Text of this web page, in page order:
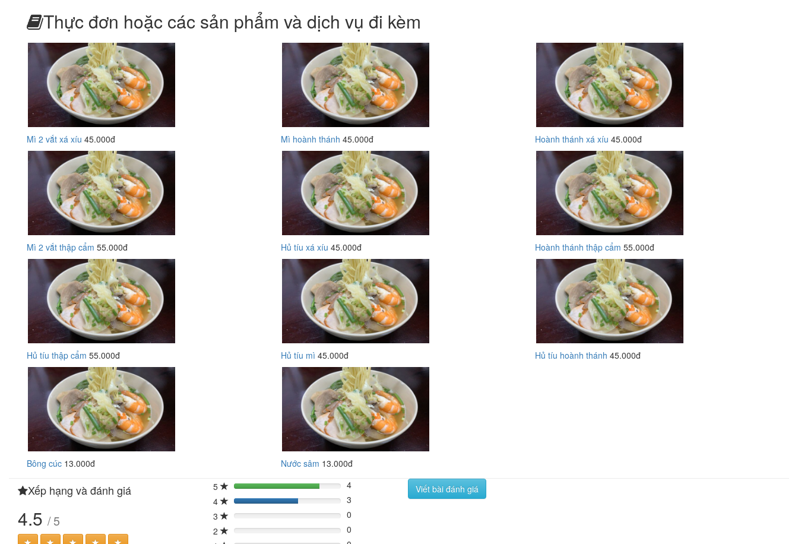
Thực đơn hoặc các sản phẩm và dịch vụ đi kèm
Mì 2 vắt xá xíu 45.000đ Mì hoành thánh 45.000đ Hoành thánh xá xíu 45.000đ
Mì 2 vắt thập cẩm 55.000đ Hủ tíu xá xíu 45.000đ Hoành thánh thập cẩm 55.000đ
Hủ tíu thập cẩm 55.000đ Hủ tíu mì 45.000đ Hủ tíu hoành thánh 45.000đ
Bông cúc 13.000đ Nước sâm 13.000đ
Xếp hạng và đánh giá
4.5 / 5
5 80%
4
4
60%
3
3
0%
0
2
0%
0
Viết bài đánh giá